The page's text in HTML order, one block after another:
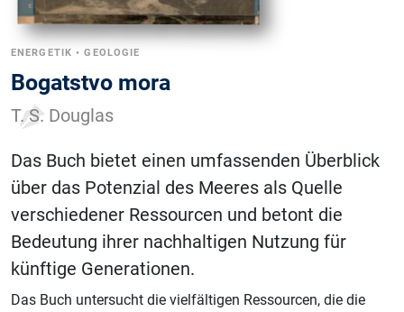
ENERGETIK •GEOLOGIE
Bogatstvo mora
T. S. Douglas
Das Buch bietet einen umfassenden Überblick
über das Potenzial des Meeres als Quelle
verschiedener Ressourcen und betont die
Bedeutung ihrer nachhaltigen Nutzung für
künftige Generationen.
Das Buch untersucht die vielfältigen Ressourcen, die die